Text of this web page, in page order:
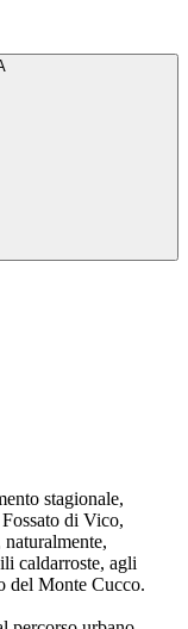
stagionale,
di Vico,
caldarroste, agli
del Monte Cucco.